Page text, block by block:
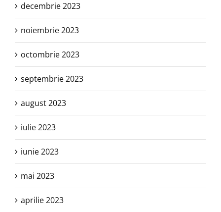
decembrie 2023
noiembrie 2023
octombrie 2023
septembrie 2023
august 2023
iulie 2023
iunie 2023
mai 2023
aprilie 2023